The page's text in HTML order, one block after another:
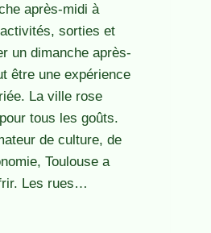
après-midi à
sorties et
un dimanche après-
être une expérience
La ville rose
tous les goûts.
de culture, de
Toulouse a
Les rues…